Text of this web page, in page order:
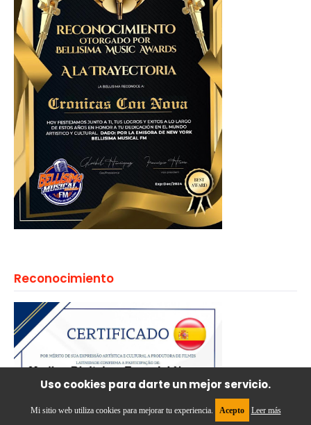
Reconocimiento
Uso cookies para darte un mejor servicio.
Mi sitio web utiliza cookies para mejorar tu experiencia. Acepto Leer más